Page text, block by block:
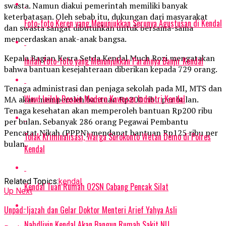
swasta. Namun diakui pemerintah memiliki banyak
keterbatasan. Oleh sebab itu, dukungan dari masyarakat
dan swasta sangat dibutuhkan untuk bersama-sama
mencerdaskan anak-anak bangsa.
Kepala Bagian Kesra Setda Kendal Much Rozi mengatakan
bahwa bantuan kesejahteraan diberikan kepada 729 orang.
Tenaga administrasi dan penjaga sekolah pada MI, MTS dan
MA akan memperoleh bantuan Rp200 ribu per bulan.
Tenaga kesehatan akan memperoleh bantuan Rp200 ribu
per bulan. Sebanyak 286 orang Pegawai Pembantu
Pencatat Nikah (PPPN) mendapat bantuan Rp125 ribu per
bulan.
Related Topics:kendal
Up Next
Unpad: Ijazah dan Gelar Doktor Menteri Arief Yahya Asli
Foto-foto Keren yang Menunjukkan Serunya Agustusan di Kendal
Inilah Foto-foto yang Menunjukkan Parahnya Banjir Kendal
Wow! Inilah Desain Modern Kawasan Industri Kendal
Tolak Kriminalisasi, Warga Surokonto Wetan Demo di Polres
Kendal
Kendal Tuan Rumah O2SN Cabang Pencak Silat